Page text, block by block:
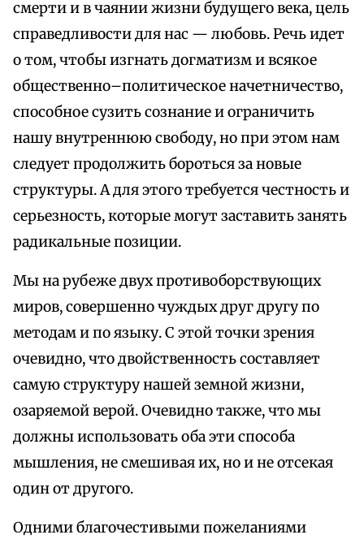
смерти и в чаянии жизни будущего века, цель
справедливости для нас — любовь. Речь идет
о том, чтобы изгнать догматизм и всякое
общественно–политическое начетничество,
способное сузить сознание и ограничить
нашу внутреннюю свободу, но при этом нам
следует продолжить бороться за новые
структуры. А для этого требуется честность и
серьезность, которые могут заставить занять
радикальные позиции.
Мы на рубеже двух противоборствующих
миров, совершенно чуждых друг другу по
методам и по языку. С этой точки зрения
очевидно, что двойственность составляет
самую структуру нашей земной жизни,
озаряемой верой. Очевидно также, что мы
должны использовать оба эти способа
мышления, не смешивая их, но и не отсекая
один от другого.
Одними благочестивыми пожеланиями